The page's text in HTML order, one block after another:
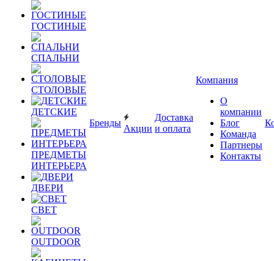
ГОСТИНЫЕ
СПАЛЬНИ
СТОЛОВЫЕ
ДЕТСКИЕ
ПРЕДМЕТЫ
ИНТЕРЬЕРА
ДВЕРИ
СВЕТ
OUTDOOR
Бренды
Акции
Доставка
и оплата
Компания
О
компании
Блог
Команда
Партнеры
Контакты